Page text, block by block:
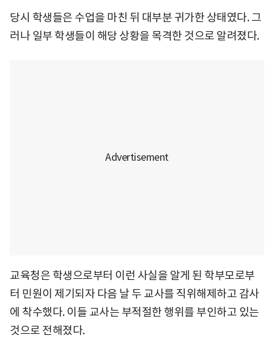
당시 학생들은 수업을 마친 뒤 대부분 귀가한 상태였다. 그
러나 일부 학생들이 해당 상황을 목격한 것으로 알려졌다.
교육청은 학생으로부터 이런 사실을 알게 된 학부모로부
터 민원이 제기되자 다음 날 두 교사를 직위해제하고 감사
에 착수했다. 이들 교사는 부적절한 행위를 부인하고 있는
것으로 전해졌다.